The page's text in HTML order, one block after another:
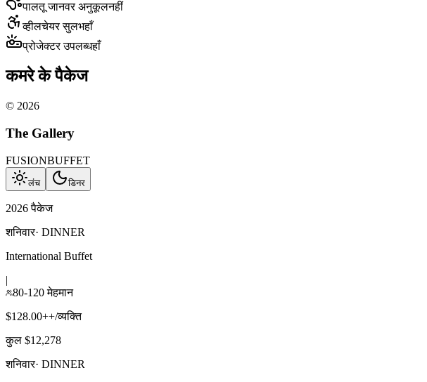
पालतू जानवर अनुकूलनहीं
व्हीलचेयर सुलभहाँ
प्रोजेक्टर उपलब्धहाँ
कमरे के पैकेज
© 2026
The Gallery
FUSIONBUFFET
लंच डिनर
2026 पैकेज
शनिवार· DINNER
International Buffet
|
80-120 मेहमान
$128.00++/व्यक्ति
कुल $12,278
शनिवार· DINNER